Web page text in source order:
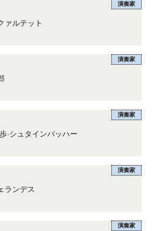
演奏家
ァルテット
演奏家
演奏家
·シュタインバッハー
演奏家
ランデス
演奏家